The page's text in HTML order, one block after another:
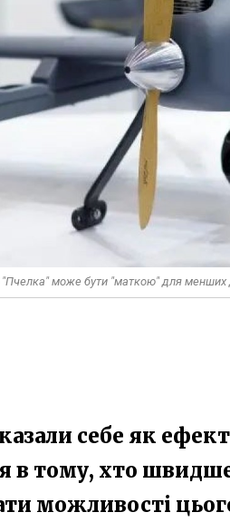
може бути "маткою" для менших
себе як
в тому, хто
можливості